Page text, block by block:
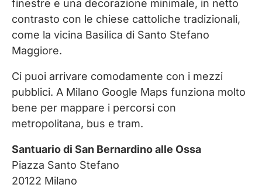
finestre e una decorazione minimale, in netto
contrasto con le chiese cattoliche tradizionali,
come la vicina Basilica di Santo Stefano
Maggiore.
Ci puoi arrivare comodamente con i mezzi
pubblici. A Milano Google Maps funziona molto
bene per mappare i percorsi con
metropolitana, bus e tram.
Santuario di San Bernardino alle Ossa
Piazza Santo Stefano
20122 Milano